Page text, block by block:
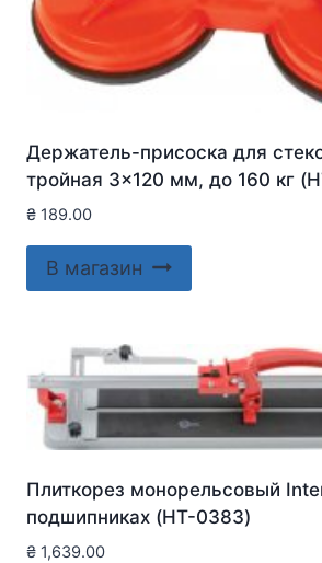
Держатель-присоска для
тройная 3×120 мм, до 160 кг
₴ 189.00
В магазин
Плиткорез монорельсовый
подшипниках (HT-0383)
₴ 1,639.00